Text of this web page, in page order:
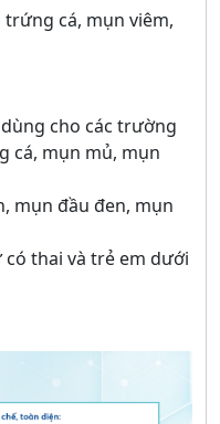
cá, mụn viêm,
cho các trường
cá, mụn mủ, mụn
mụn đầu đen, mụn
thai và trẻ em dưới